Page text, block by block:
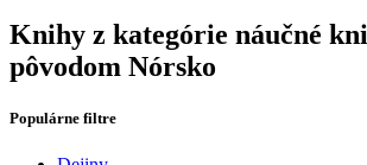
Knihy z kategórie náučné
pôvodom Nórsko
Populárne filtre